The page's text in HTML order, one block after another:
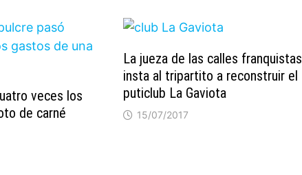
veces los
de carné
La jueza de las calles franquistas
insta al tripartito a reconstruir el
puticlub La Gaviota
15/07/2017